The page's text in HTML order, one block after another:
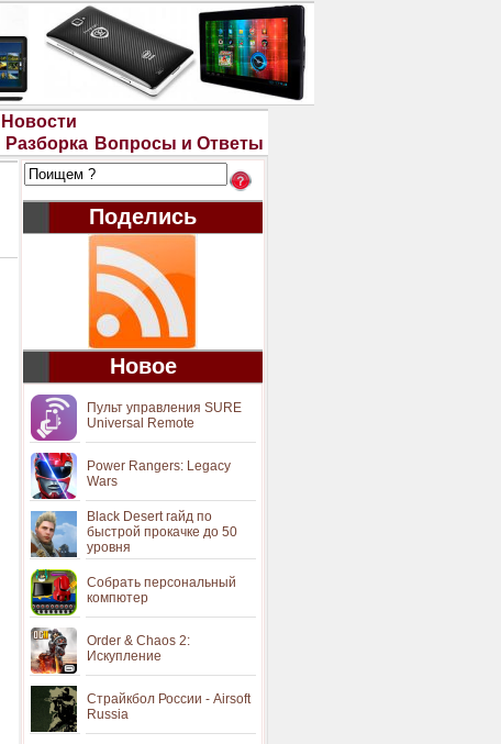
Новости
Разборка Вопросы и Ответы
Поделись
Новое
Пульт управления SURE
Universal Remote
Power Rangers: Legacy
Wars
Black Desert гайд по
быстрой прокачке до 50
уровня
Собрать персональный
компютер
Order & Chaos 2:
Искупление
Страйкбол России - Airsoft
Russia